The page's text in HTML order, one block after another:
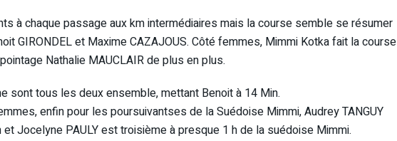
à chaque passage aux km intermédiaires mais la course semble se résumer
GIRONDEL et Maxime CAZAJOUS. Côté femmes, Mimmi Kotka fait la course
Nathalie MAUCLAIR de plus en plus.
sont tous les deux ensemble, mettant Benoit à 14 Min.
enfin pour les poursuivantses de la Suédoise Mimmi, Audrey TANGUY
Jocelyne PAULY est troisième à presque 1 h de la suédoise Mimmi.